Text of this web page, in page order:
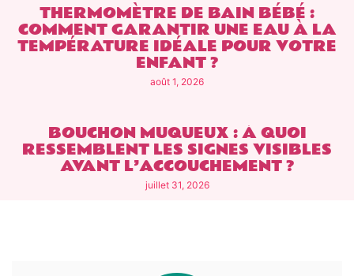
THERMOMÈTRE DE BAIN BÉBÉ :
COMMENT GARANTIR UNE EAU À LA
TEMPÉRATURE IDÉALE POUR VOTRE
ENFANT ?
août 1, 2026
BOUCHON MUQUEUX : À QUOI
RESSEMBLENT LES SIGNES VISIBLES
AVANT L’ACCOUCHEMENT ?
juillet 31, 2026